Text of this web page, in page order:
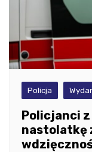
Policja
Policjanci
nastolatkę